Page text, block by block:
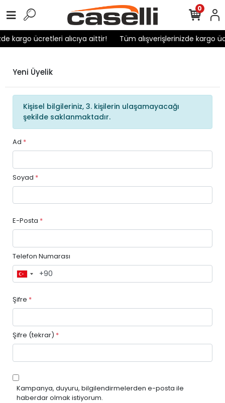
kargo ücretleri alıcıya aittir! Tüm alışverişlerinizde kargo
0
Yeni Üyelik
Kişisel bilgileriniz, 3. kişilerin ulaşamayacağı
şekilde saklanmaktadır.
Ad *
Soyad *
E-Posta *
Telefon Numarası
Şifre *
Şifre (tekrar) *
Kampanya, duyuru, bilgilendirmelerden e-posta ile
haberdar olmak istiyorum.